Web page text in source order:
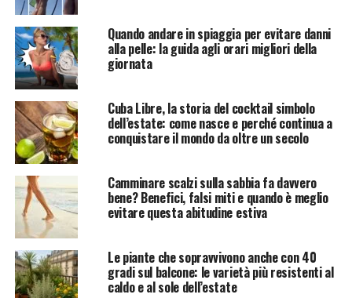
Quando andare in spiaggia per evitare danni
alla pelle: la guida agli orari migliori della
giornata
Cuba Libre, la storia del cocktail simbolo
dell’estate: come nasce e perché continua a
conquistare il mondo da oltre un secolo
Camminare scalzi sulla sabbia fa davvero
bene? Benefici, falsi miti e quando è meglio
evitare questa abitudine estiva
Le piante che sopravvivono anche con 40
gradi sul balcone: le varietà più resistenti al
caldo e al sole dell’estate